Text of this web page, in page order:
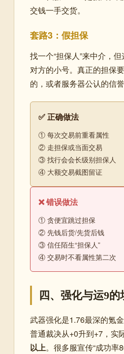
交钱一手交货。
套路3：假担保
找一个“担保人”来中介，
对方的小号。真正的担保
的，或者服务器公认的信誉
✅ 正确做法
① 每次交易前重看属性
② 走担保或当面交易
③ 找行会会长级别担保人
④ 大额交易截图留证
❌ 错误做法
① 贪便宜跳过担保
② 先钱后货/先货后钱
③ 信任陌生“担保人”
④ 交易时不看属性第二次
四、强化与运9的
武器强化是1.76最深的氪金
普通裁决从+0升到+7，实
以上。很多服宣传“成功率